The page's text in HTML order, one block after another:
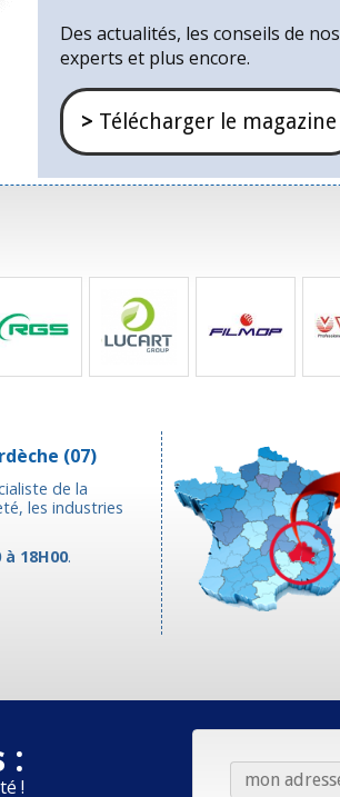
Des actualités, les conseils de nos
experts et plus encore.
> Télécharger le magazine
(07)
de la
les industries
18H00.
:
!